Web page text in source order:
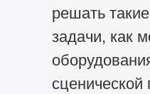
решать
задачи, как